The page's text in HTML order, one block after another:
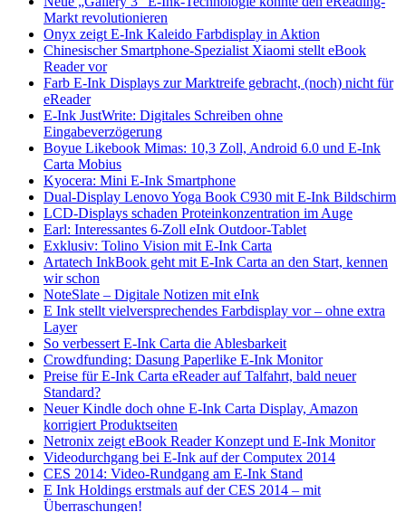
Markt revolutionieren
Onyx zeigt E-Ink Kaleido Farbdisplay in Aktion
Chinesischer Smartphone-Spezialist Xiaomi stellt eBook
Reader vor
Farb E-Ink Displays zur Marktreife gebracht, (noch) nicht für
eReader
E-Ink JustWrite: Digitales Schreiben ohne
Eingabeverzögerung
Boyue Likebook Mimas: 10,3 Zoll, Android 6.0 und E-Ink
Carta Mobius
Kyocera: Mini E-Ink Smartphone
Dual-Display Lenovo Yoga Book C930 mit E-Ink Bildschirm
LCD-Displays schaden Proteinkonzentration im Auge
Earl: Interessantes 6-Zoll eInk Outdoor-Tablet
Exklusiv: Tolino Vision mit E-Ink Carta
Artatech InkBook geht mit E-Ink Carta an den Start, kennen
wir schon
NoteSlate – Digitale Notizen mit eInk
E Ink stellt vielversprechendes Farbdisplay vor – ohne extra
Layer
So verbessert E-Ink Carta die Ablesbarkeit
Crowdfunding: Dasung Paperlike E-Ink Monitor
Preise für E-Ink Carta eReader auf Talfahrt, bald neuer
Standard?
Neuer Kindle doch ohne E-Ink Carta Display, Amazon
korrigiert Produktseiten
Netronix zeigt eBook Reader Konzept und E-Ink Monitor
Videodurchgang bei E-Ink auf der Computex 2014
CES 2014: Video-Rundgang am E-Ink Stand
E Ink Holdings erstmals auf der CES 2014 – mit
Überraschungen!